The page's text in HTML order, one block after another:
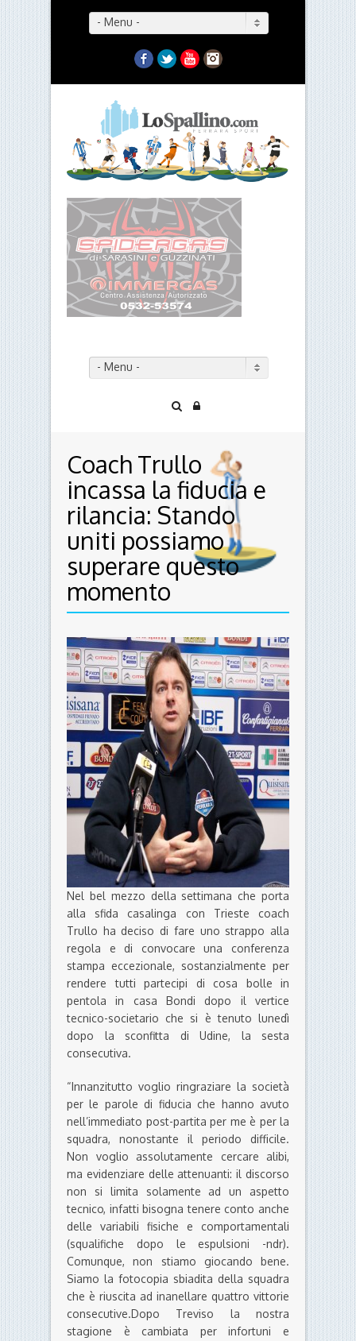
- Menu -
Facebook
TwitterYouTubeInstagram
- Menu -
Coach Trullo
incassa la fiducia e
rilancia: Stando
uniti possiamo
superare questo
momento
Nel bel mezzo della settimana che porta
alla sfida casalinga con Trieste coach
Trullo ha deciso di fare uno strappo alla
regola e di convocare una conferenza
stampa eccezionale, sostanzialmente per
rendere tutti partecipi di cosa bolle in
pentola in casa Bondi dopo il vertice
tecnico-societario che si è tenuto lunedì
dopo la sconfitta di Udine, la sesta
consecutiva.
“Innanzitutto voglio ringraziare la società
per le parole di fiducia che hanno avuto
nell’immediato post-partita per me è per la
squadra, nonostante il periodo difficile.
Non voglio assolutamente cercare alibi,
ma evidenziare delle attenuanti: il discorso
non si limita solamente ad un aspetto
tecnico, infatti bisogna tenere conto anche
delle variabili fisiche e comportamentali
(squalifiche dopo le espulsioni -ndr).
Comunque, non stiamo giocando bene.
Siamo la fotocopia sbiadita della squadra
che è riuscita ad inanellare quattro vittorie
consecutive.Dopo Treviso la nostra
stagione è cambiata per infortuni e